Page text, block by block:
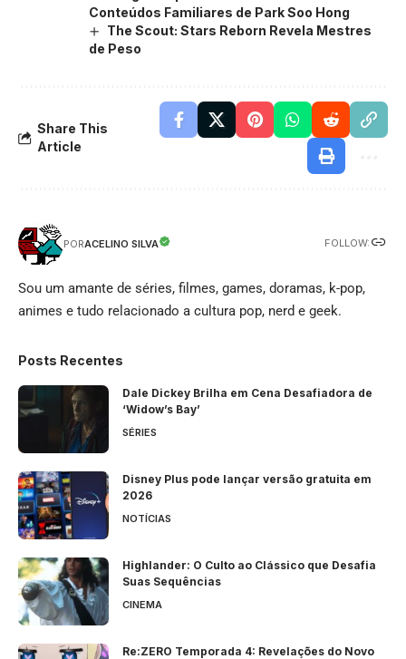
Conteúdos Familiares de Park Soo Hong
The Scout: Stars Reborn Revela Mestres
de Peso
Share This
Article
PORACELINO SILVA FOLLOW:
Sou um amante de séries, filmes, games, doramas, k-pop,
animes e tudo relacionado a cultura pop, nerd e geek.
Posts Recentes
Dale Dickey Brilha em Cena Desafiadora de
‘Widow’s Bay’
SÉRIES
Disney Plus pode lançar versão gratuita em
2026
NOTÍCIAS
Highlander: O Culto ao Clássico que Desafia
Suas Sequências
CINEMA
Re:ZERO Temporada 4: Revelações do Novo